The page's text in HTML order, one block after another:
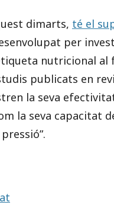
dimarts, té el
per
nutricional
publicats en
la seva
la seva